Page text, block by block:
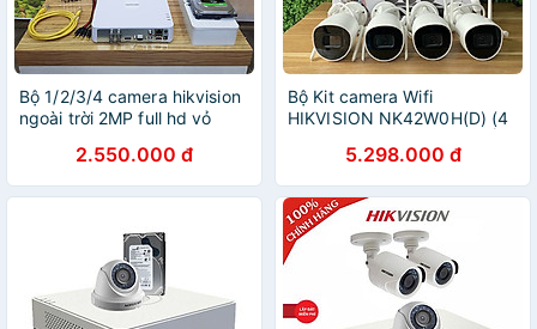
Bộ 1/2/3/4 camera hikvision
ngoài trời 2MP full hd vỏ
2.550.000 đ
Bộ Kit camera Wifi
HIKVISION NK42W0H(D) (4
cứng 1.000 GB) - Hàng
chính hãng
5.298.000 đ